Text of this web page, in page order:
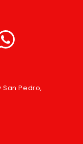
San Pedro,